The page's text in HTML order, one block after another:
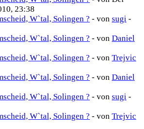
23:38
W`tal, Solingen ? - von sugi -
W`tal, Solingen ? - von Daniel
W`tal, Solingen ? - von Trejvic
W`tal, Solingen ? - von Daniel
W`tal, Solingen ? - von sugi -
W`tal, Solingen ? - von Trejvic